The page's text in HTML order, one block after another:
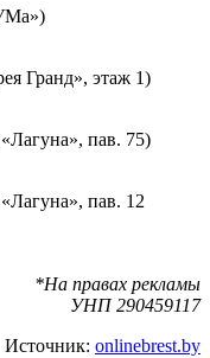
Гранд», этаж 1)
пав. 75)
пав. 12
*На правах рекламы
УНП 290459117
Источник: onlinebrest.by